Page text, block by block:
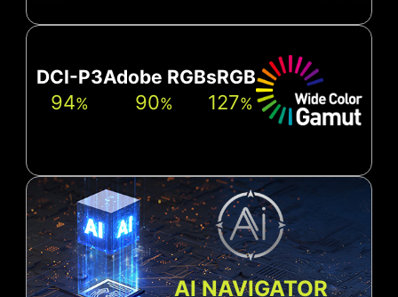
DCI-P3
94%
Adobe RGB
90%
sRGB
127%
AI NAVIGATOR